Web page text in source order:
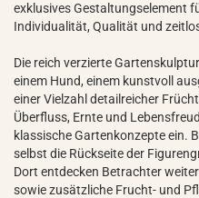
exklusives Gestaltungselement
Individualität, Qualität und
Die reich verzierte
einem Hund, einem kunstvoll
einer Vielzahl detailreicher
Überfluss, Ernte und
klassische Gartenkonzepte ein.
selbst die Rückseite der
Dort entdecken Betrachter
sowie zusätzliche Frucht- und